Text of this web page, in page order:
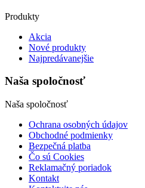
Produkty
Akcia
Nové produkty
Najpredávanejšie
Naša spoločnosť
Naša spoločnosť
Ochrana osobných údajov
Obchodné podmienky
Bezpečná platba
Čo sú Cookies
Reklamačný poriadok
Kontakt